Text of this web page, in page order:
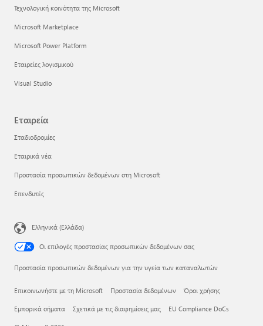
Τεχνολογική κοινότητα της Microsoft
Microsoft Marketplace
Microsoft Power Platform
Εταιρείες λογισμικού
Visual Studio
Εταιρεία
Σταδιοδρομίες
Εταιρικά νέα
Προστασία προσωπικών δεδομένων στη Microsoft
Επενδυτές
Ελληνικά (Ελλάδα)
Οι επιλογές προστασίας προσωπικών δεδομένων σας
Προστασία προσωπικών δεδομένων για την υγεία των καταναλωτών
Επικοινωνήστε με τη Microsoft Προστασία δεδομένων Όροι χρήσης
Εμπορικά σήματα Σχετικά με τις διαφημίσεις μας EU Compliance DoCs